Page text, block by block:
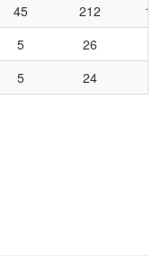
45 212
5 26
5 24